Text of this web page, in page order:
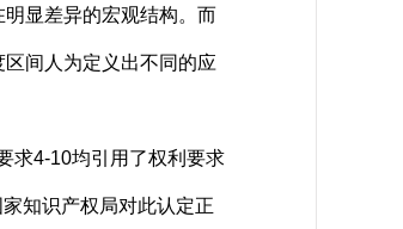
显差异的宏观结构。而
间人为定义出不同的应
求4-10均引用了权利要求
知识产权局对此认定正